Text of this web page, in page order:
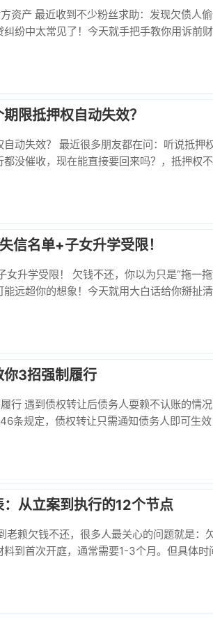
资产 最近收到不少粉丝求助：发现欠债人
纷中太常见了！今天就手把手教你用诉前
三种行为时，80%是在转移财产！上周刚有
限抵押权自动失效？
动失效？ 最近很多朋友都在问：听说抵押
没催收，现在能直接要回来吗？，抵押权
规定抵押权有独立诉讼时效，但《民法典
信名单+子女升学受限！
升学受限！ 欠钱不还，你以为只是“拖一
远超你的想象！今天就用大白话给你掰扯
你的身份证号、照片、欠款金额全网公开，
你3招强制履行
行 遇到债权转让后债务人耍赖不认账的情
条规定，债权转让只需通知债务人即可生
案中，债务人以"没收到通知"为由赖账，结
从立案到执行的12个节点
老赖欠钱不还，很多人最关心的问题就是：
到首次开庭，通常需要1-3个月。但具体时
录、催款记录等核心证据，建议同步打印